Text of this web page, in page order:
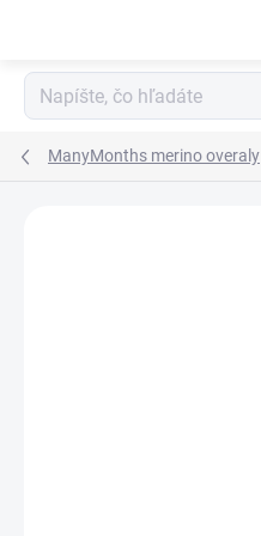
ManyMonths merino overaly